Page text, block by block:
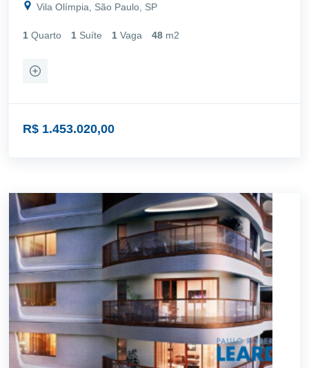
Vila Olímpia, São Paulo, SP
1 Quarto 1 Suíte 1 Vaga 48 m2
R$ 1.453.020,00